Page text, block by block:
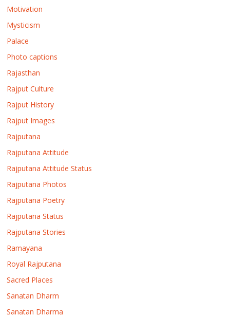
Motivation
Mysticism
Palace
Photo captions
Rajasthan
Rajput Culture
Rajput History
Rajput Images
Rajputana
Rajputana Attitude
Rajputana Attitude Status
Rajputana Photos
Rajputana Poetry
Rajputana Status
Rajputana Stories
Ramayana
Royal Rajputana
Sacred Places
Sanatan Dharm
Sanatan Dharma